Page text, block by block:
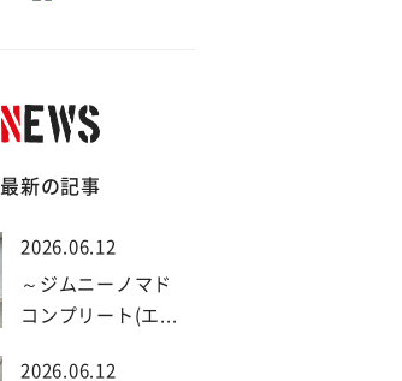
最新の記事
2026.06.12
～ジムニーノマド
コンプリート(エ...
2026.06.12